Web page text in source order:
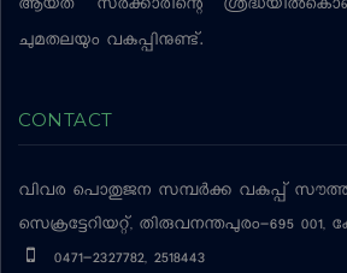
ആയത് സര്‍ക്കാരിന്റെ
ചുമതലയും വകുപ്പിനുണ്ട്.
CONTACT
വിവര പൊതുജന സമ്പര്‍ക്ക വകുപ്പ്
സെക്രട്ടേറിയറ്റ്, തിരുവനന്തപുരം-695 001,
0471-2327782, 2518443